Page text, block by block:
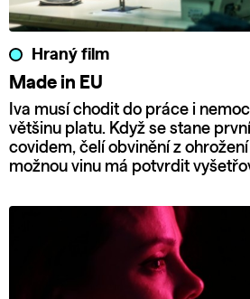
Hraný film
Made in EU
Iva musí chodit do práce i
většinu platu. Když se stane
covidem, čelí obvinění z
možnou vinu má potvrdit